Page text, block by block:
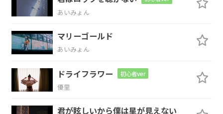
気持
Cmaj9
ちを整理 しても 始まらない
Cmaj9
あいみょん
マリーゴールド
あいみょん
ドライフラワー 初心者ver
優里
君が眩しいから僕は星が見えない